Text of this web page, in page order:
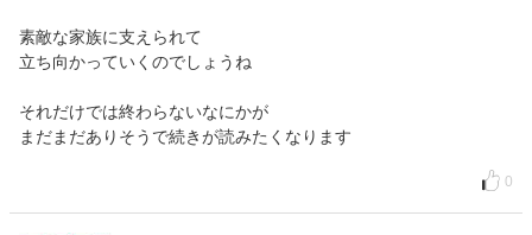
素敵な家族に支えられて
立ち向かっていくのでしょうね
それだけでは終わらないなにかが
まだまだありそうで続きが読みたくなります
0